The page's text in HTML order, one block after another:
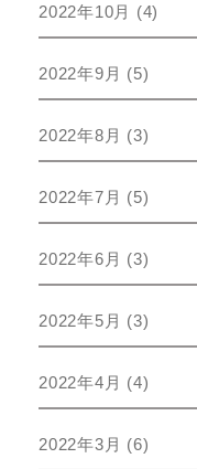
2022年10月 (4)
2022年9月 (5)
2022年8月 (3)
2022年7月 (5)
2022年6月 (3)
2022年5月 (3)
2022年4月 (4)
2022年3月 (6)